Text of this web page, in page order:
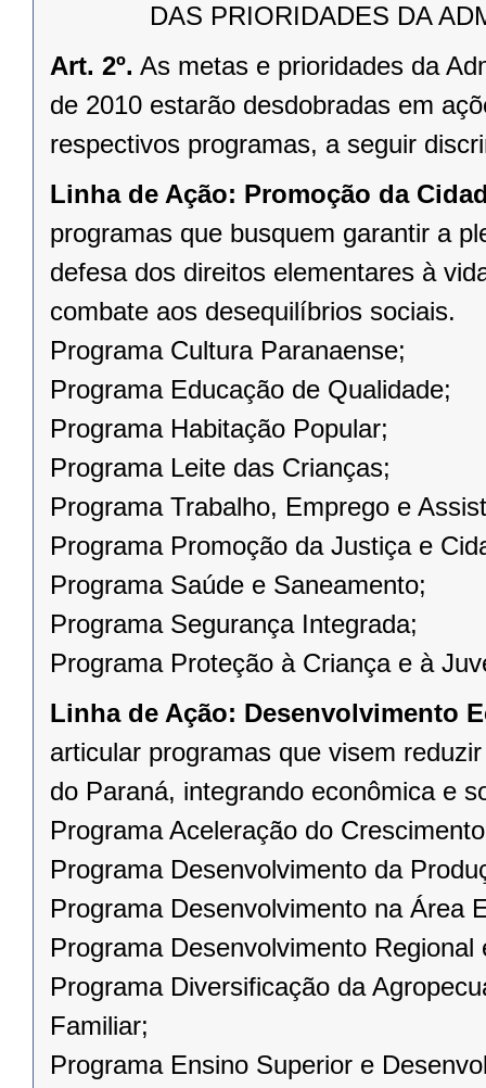
DAS PRIORIDADES DA
Art. 2º. As metas e prioridades da
de 2010 estarão desdobradas em
respectivos programas, a seguir
Linha de Ação: Promoção da
programas que busquem garantir a
defesa dos direitos elementares à
combate aos desequilíbrios sociais.
Programa Cultura Paranaense;
Programa Educação de Qualidade;
Programa Habitação Popular;
Programa Leite das Crianças;
Programa Trabalho, Emprego e
Programa Promoção da Justiça e
Programa Saúde e Saneamento;
Programa Segurança Integrada;
Programa Proteção à Criança e à
Linha de Ação: Desenvolvimento
articular programas que visem
do Paraná, integrando econômica e
Programa Aceleração do
Programa Desenvolvimento da
Programa Desenvolvimento na Área
Programa Desenvolvimento Regional
Programa Diversificação da
Familiar;
Programa Ensino Superior e